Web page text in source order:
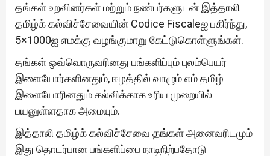
தங்கள் உறவினர்கள் மற்றும் நண்பர்களுடன் இத்தாலி
தமிழ்க் கல்விச்சேவையின் Codice Fiscaleஐ பகிர்ந்து,
5×1000ஐ எமக்கு வழங்குமாறு கேட்டுகொள்ளுங்கள்.
தங்கள் ஒவ்வொருவரினது பங்களிப்பும் புலம்பெயர்
இளையோர்களினதும், ஈழத்தில் வாழும் எம் தமிழ்
இளையோரினதும் கல்விக்காக உரிய முறையில்
பயனுள்ளதாக அமையும்.
இத்தாலி தமிழ்க் கல்விச்சேவை தங்கள் அனைவரிடமும்
இது தொடர்பான பங்களிப்பை நாடிநிற்பதோடு